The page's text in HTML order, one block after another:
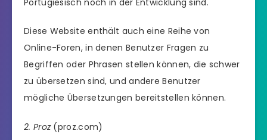
Diese Website enthält auch eine Reihe von
Online-Foren, in denen Benutzer Fragen zu
Begriffen oder Phrasen stellen können, die schwer
zu übersetzen sind, und andere Benutzer
mögliche Übersetzungen bereitstellen können.
2. Proz(proz.com)